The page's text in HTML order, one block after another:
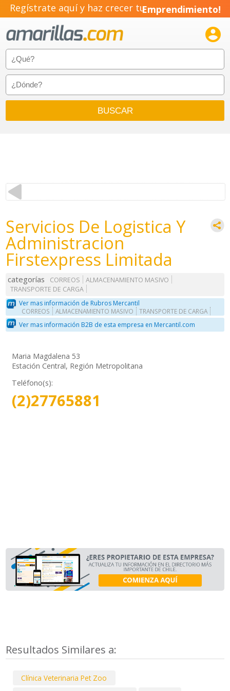
Regístrate aquí y haz crecer tuEmprendimiento!

Servicios De Logistica Y
Administracion
Firstexpress Limitada
categorías CORREOS
ALMACENAMIENTO MASIVO
TRANSPORTE DE CARGA
Ver mas información de Rubros Mercantil
CORREOS ALMACENAMIENTO MASIVO TRANSPORTE DE CARGA
Ver mas información B2B de esta empresa en Mercantil.com
Maria Magdalena 53
Estación Central, Región Metropolitana
Teléfono(s):
(2)27765881
Resultados Similares a:
Clínica Veterinaria Pet Zoo